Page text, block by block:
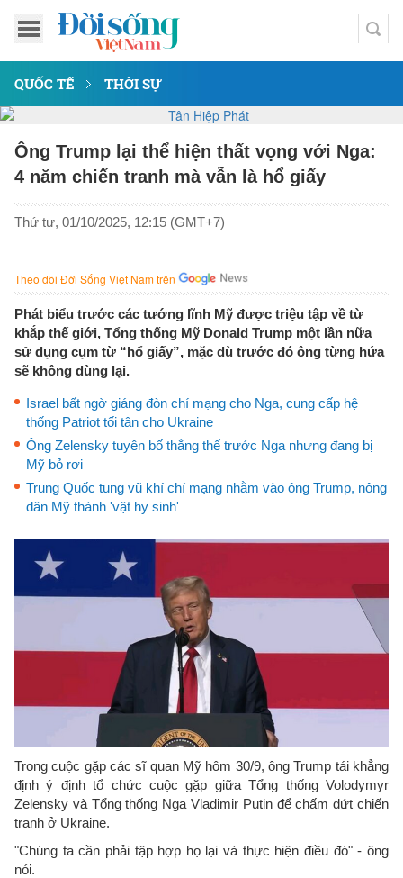
QUỐC TẾ THỜI SỰ
Ông Trump lại thể hiện thất vọng với Nga:
4 năm chiến tranh mà vẫn là hổ giấy
Thứ tư, 01/10/2025, 12:15 (GMT+7)
Theo dõi Đời Sống Việt Nam trên
Phát biểu trước các tướng lĩnh Mỹ được triệu tập về từ
khắp thế giới, Tổng thống Mỹ Donald Trump một lần nữa
sử dụng cụm từ “hổ giấy”, mặc dù trước đó ông từng hứa
sẽ không dùng lại.
Israel bất ngờ giáng đòn chí mạng cho Nga, cung cấp hệ
thống Patriot tối tân cho Ukraine
Ông Zelensky tuyên bố thắng thế trước Nga nhưng đang bị
Mỹ bỏ rơi
Trung Quốc tung vũ khí chí mạng nhằm vào ông Trump, nông
dân Mỹ thành 'vật hy sinh'
Trong cuộc gặp các sĩ quan Mỹ hôm 30/9, ông Trump tái khẳng
định ý định tổ chức cuộc gặp giữa Tổng thống Volodymyr
Zelensky và Tổng thống Nga Vladimir Putin để chấm dứt chiến
tranh ở Ukraine.
"Chúng ta cần phải tập hợp họ lại và thực hiện điều đó" - ông
nói.